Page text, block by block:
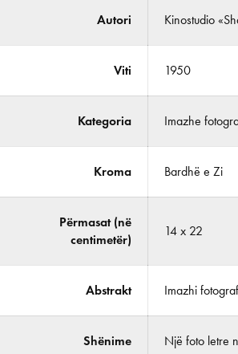
Autori Kinostudio
Viti 1950
Kategoria Imazhe
Kroma Bardhë e Zi
Përmasat (në
centimetër)
14 x 22
Abstrakt Imazhi
Shënime Një foto letre